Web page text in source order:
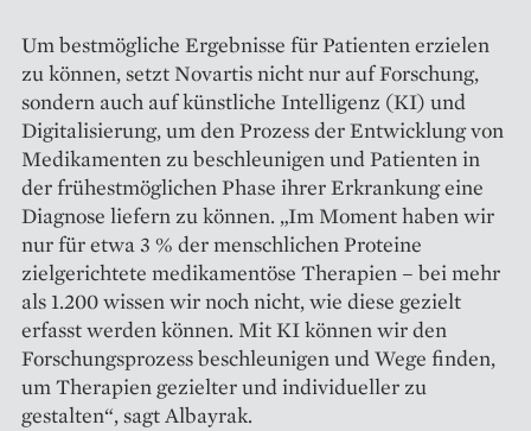
Um bestmögliche Ergebnisse für Patienten erzielen
zu können, setzt Novartis nicht nur auf Forschung,
sondern auch auf künstliche Intelligenz (KI) und
Digitalisierung, um den Prozess der Entwicklung von
Medi­kamenten zu beschleunigen und Patienten in
der frühestmöglichen Phase ihrer Erkrankung eine
Diagnose liefern zu können. „Im Moment haben wir
nur für etwa 3 % der menschlichen Proteine
zielgerichtete medikamen­töse Therapien – bei mehr
als 1.200 wissen wir noch nicht, wie diese gezielt
erfasst werden können. Mit KI können wir den
Forschungsprozess beschleunigen und Wege finden,
um Therapien gezielter und individueller zu
gestalten“, sagt Albayrak.